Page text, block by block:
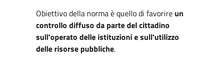
Obiettivo della norma è quello di favorire un
controllo diffuso da parte del cittadino
sull'operato delle istituzioni e sull'utilizzo
delle risorse pubbliche.